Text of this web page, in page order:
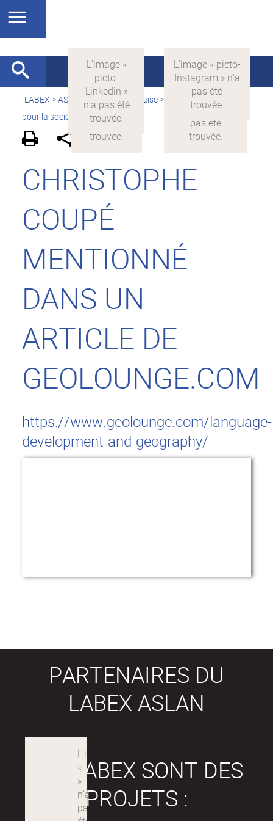
LABEX >ASLAN > Version française>
La science avec et
pour la société
On parle de nous
CHRISTOPHE
COUPÉ
MENTIONNÉ
DANS UN
ARTICLE DE
GEOLOUNGE.COM
https://www.geolounge.com/language-
development-and-geography/
PARTENAIRES DU
LABEX ASLAN
LES LABEX SONT DES
PROJETS :